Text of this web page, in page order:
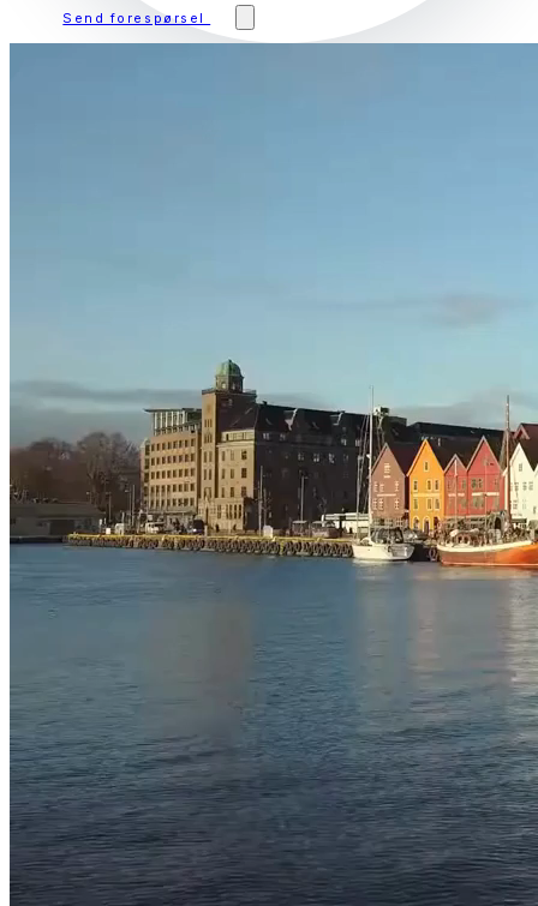
Send forespørsel